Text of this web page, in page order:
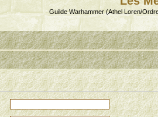
Guilde Warhammer (Athel Loren/